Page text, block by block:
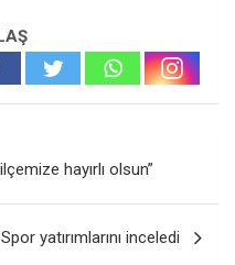
hayırlı olsun”
yatırımlarını inceledi